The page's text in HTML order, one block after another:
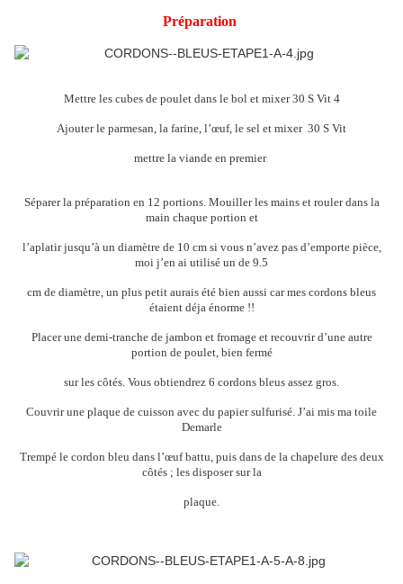
Préparation
Mettre les cubes de poulet dans le bol et mixer 30 S Vit 4
Ajouter le parmesan, la farine, l’œuf, le sel et mixer 30 S Vit
mettre la viande en premier
Séparer la préparation en 12 portions. Mouiller les mains et rouler dans la
main chaque portion et
l’aplatir jusqu’à un diamètre de 10 cm si vous n’avez pas d’emporte pièce,
moi j’en ai utilisé un de 9.5
cm de diamètre, un plus petit aurais été bien aussi car mes cordons bleus
étaient déja énorme !!
Placer une demi-tranche de jambon et fromage et recouvrir d’une autre
portion de poulet, bien fermé
sur les côtés. Vous obtiendrez 6 cordons bleus assez gros.
Couvrir une plaque de cuisson avec du papier sulfurisé. J’ai mis ma toile
Demarle
Trempé le cordon bleu dans l’œuf battu, puis dans de la chapelure des deux
côtés ; les disposer sur la
plaque.